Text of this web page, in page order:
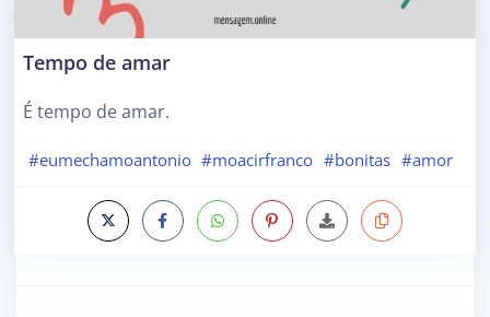
Tempo de amar
É tempo de amar.
#eumechamoantonio #moacirfranco #bonitas #amor